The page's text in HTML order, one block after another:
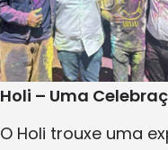
Holi – Uma
O Holi trouxe uma